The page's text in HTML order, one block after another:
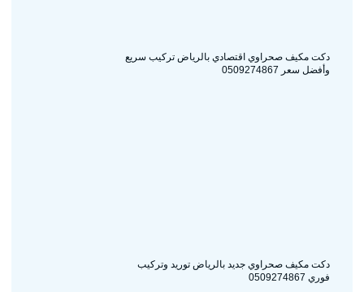
دكت مكيف صحراوي اقتصادي بالرياض تركيب سريع
وأفضل سعر 0509274867
دكت مكيف صحراوي جديد بالرياض توريد وتركيب
فوري 0509274867